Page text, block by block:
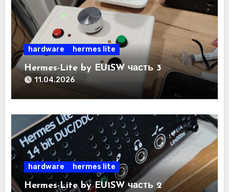
hardware hermes lite
Hermes-Lite by EU1SW часть 3
11.04.2026
hardware hermes lite
Hermes-Lite by EU1SW часть 2